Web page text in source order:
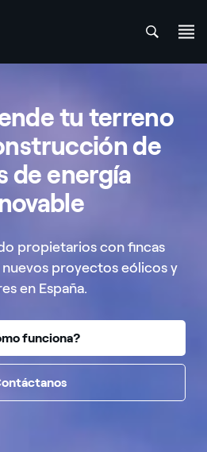
tu terreno
de
de energía
propietarios con fincas
proyectos eólicos y
en España.
funciona?